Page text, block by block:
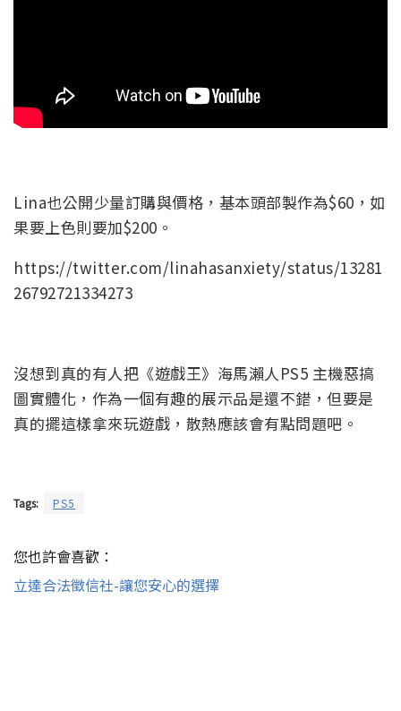
Lina也公開少量訂購與價格，基本頭部製作為$60，如
果要上色則要加$200。
https://twitter.com/linahasanxiety/status/13281
26792721334273
沒想到真的有人把《遊戲王》海馬瀨人PS5 主機惡搞
圖實體化，作為一個有趣的展示品是還不錯，但要是
真的擺這樣拿來玩遊戲，散熱應該會有點問題吧。
Tags: PS5
您也許會喜歡：
立達合法徵信社-讓您安心的選擇